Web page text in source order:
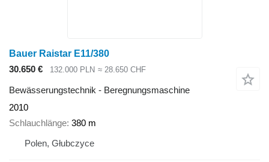
Bauer Raistar E11/380
30.650 €
132.000 PLN ≈ 28.650 CHF
Bewässerungstechnik - Beregnungsmaschine
2010
Schlauchlänge 380 m
Polen, Głubczyce